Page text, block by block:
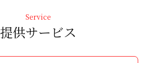
Service
提供サービス